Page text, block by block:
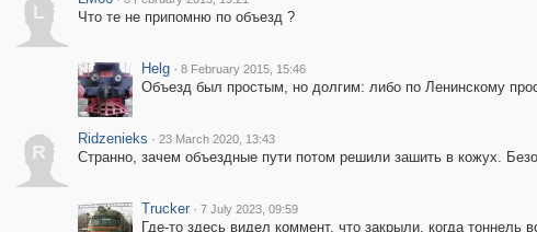
L Что те не припомню по объезд ?
Helg · 8 February 2015, 15:46
Объезд был простым, но долгим: либо по Ленинскому
R
Ridzenieks · 23 March 2020, 13:43
Странно, зачем объездные пути потом решили зашить в кожух.
Trucker · 7 July 2023, 09:59
Где-то здесь видел коммент, что закрыли, когда тоннель